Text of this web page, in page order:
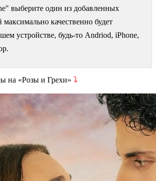
выберите один из добавленных
качественно будет
устройстве, будь-то Andriod, iPhone,
на «Розы и Грехи» ⤵